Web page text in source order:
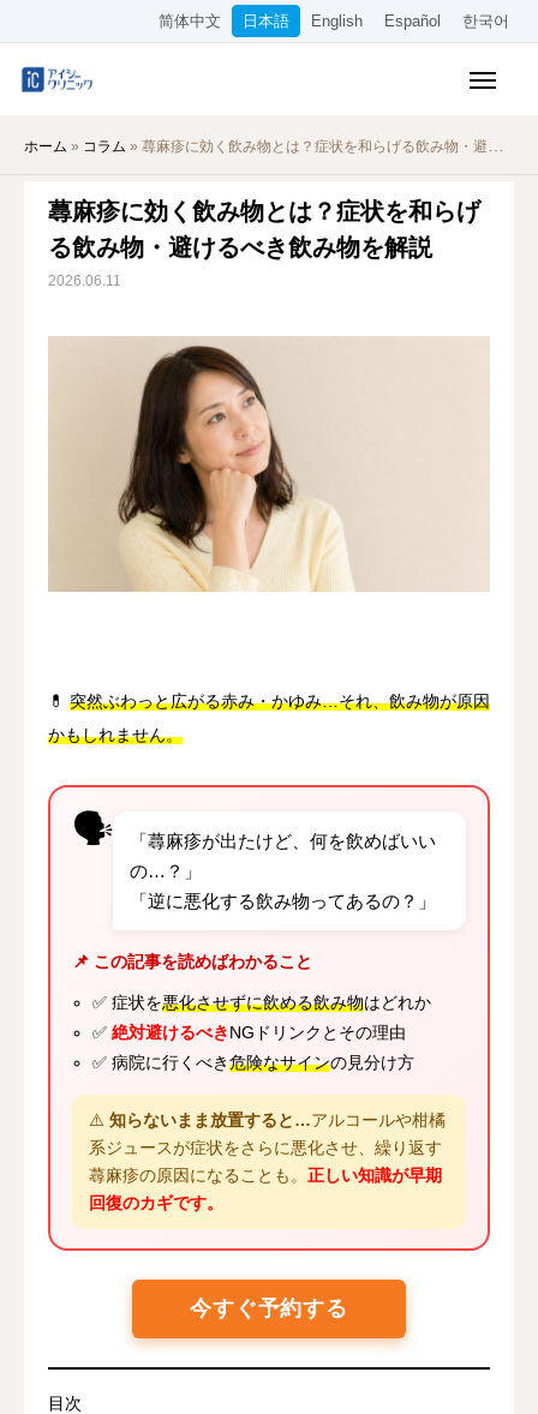
简体中文 日本語 English Español 한국어
ホーム » コラム » 蕁麻疹に効く飲み物とは？症状を和らげる飲み物・避けるべき飲み物を解説
蕁麻疹に効く飲み物とは？症状を和らげ
る飲み物・避けるべき飲み物を解説
2026.06.11
💊 突然ぶわっと広がる赤み・かゆみ…それ、飲み物が原因
かもしれません。
🗣️
「蕁麻疹が出たけど、何を飲めばいい
の…？」
「逆に悪化する飲み物ってあるの？」
📌 この記事を読めばわかること
✅ 症状を悪化させずに飲める飲み物はどれか
✅絶対避けるべきNGドリンクとその理由
✅ 病院に行くべき危険なサインの見分け方
⚠️ 知らないまま放置すると…アルコールや柑橘
系ジュースが症状をさらに悪化させ、繰り返す
蕁麻疹の原因になることも。 正しい知識が早期
回復のカギです。
今すぐ予約する
目次
料金表
オンライン診療
当院について
简体中文 日本語 English Español 한국어